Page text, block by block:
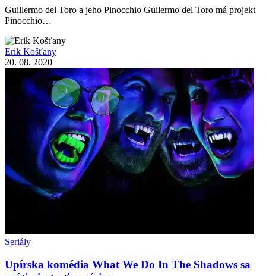
Guillermo del Toro a jeho Pinocchio Guilermo del Toro má projekt
Pinocchio…
Erik Košťany
20. 08. 2020
Seriály
Upírska komédia What We Do In The Shadows sa